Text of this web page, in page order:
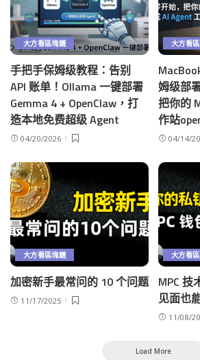
大方看區塊鏈
手把手保姆级教程：告别
API 账单！Ollama 一键部署
Gemma 4 + OpenClaw，打
造本地免费超级 Agent
04/20/2026
大方看
姆级部
把你的
作站
04/14/
大方看區塊鏈
加密新手最常问的 10 个问题
11/17/2025
大方看
MPC 技
见面也
11/08/
Load More